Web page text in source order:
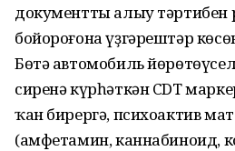
документты алыу тәртибен
бойороғона үҙгәрештәр
Бөтә автомобиль
сиренә күрһәткән CDT
ҡан бирергә, психоактив
(амфетамин, каннабиноид,